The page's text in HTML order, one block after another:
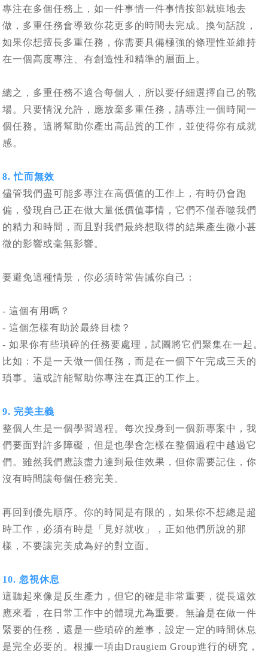
專注在多個任務上，如一件事情一件事情按部就班地去
做，多重任務會導致你花更多的時間去完成。換句話說，
如果你想擅長多重任務，你需要具備極強的條理性並維持
在一個高度專注、有創造性和精準的層面上。
總之，多重任務不適合每個人，所以要仔細選擇自己的戰
場。只要情況允許，應放棄多重任務，請專注一個時間一
個任務。這將幫助你產出高品質的工作，並使得你有成就
感。
8. 忙而無效
儘管我們盡可能多專注在高價值的工作上，有時仍會跑
偏，發現自己正在做大量低價值事情，它們不僅吞噬我們
的精力和時間，而且對我們最終想取得的結果產生微小甚
微的影響或毫無影響。
要避免這種情景，你必須時常告誡你自己：
- 這個有用嗎？
- 這個怎樣有助於最終目標？
- 如果你有些瑣碎的任務要處理，試圖將它們聚集在一起。
比如：不是一天做一個任務，而是在一個下午完成三天的
瑣事。這或許能幫助你專注在真正的工作上。
9. 完美主義
整個人生是一個學習過程。每次投身到一個新專案中，我
們要面對許多障礙，但是也學會怎樣在整個過程中越過它
們。雖然我們應該盡力達到最佳效果，但你需要記住，你
沒有時間讓每個任務完美。
再回到優先順序。你的時間是有限的，如果你不想總是超
時工作，必須有時是「見好就收」，正如他們所說的那
樣，不要讓完美成為好的對立面。
10. 忽視休息
這聽起來像是反生產力，但它的確是非常重要，從長遠效
應來看，在日常工作中的體現尤為重要。無論是在做一件
緊要的任務，還是一些瑣碎的差事，設定一定的時間休息
是完全必要的。根據一項由Draugiem Group進行的研究，